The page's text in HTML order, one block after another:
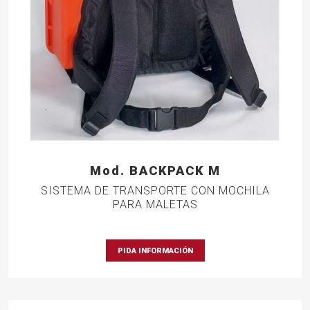
Mod. BACKPACK M
SISTEMA DE TRANSPORTE CON MOCHILA
PARA MALETAS
PIDA INFORMACIÓN